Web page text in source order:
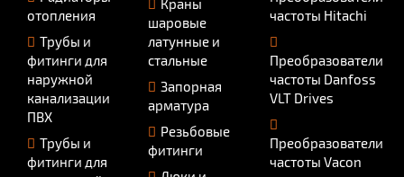
отопления
Трубы и
фитинги для
наружной
канализации
ПВХ
Трубы и
фитинги для
Краны
шаровые
латунные и
стальные
Запорная
арматура
Резьбовые
фитинги
частоты Hitachi
Преобразователи
частоты Danfoss
VLT Drives
Преобразователи
частоты Vacon